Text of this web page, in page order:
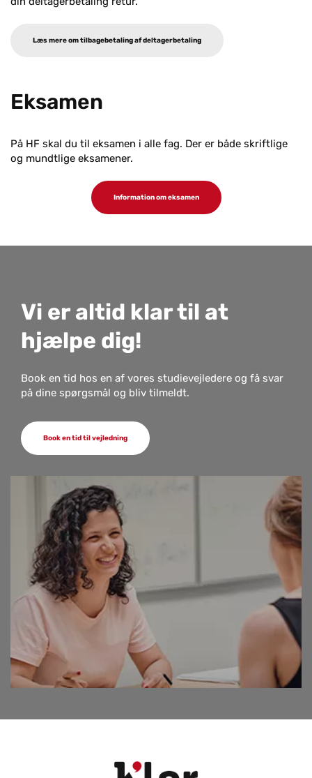
Læs mere om tilbagebetaling af deltagerbetaling
Eksamen
På HF skal du til eksamen i alle fag. Der er både skriftlige
og mundtlige eksamener.
Information om eksamen
Vi er altid klar til at
hjæl­pe dig!
Book en tid hos en af vores studievejledere og få svar
på dine spørgsmål og bliv tilmeldt.
Book en tid til vejledning